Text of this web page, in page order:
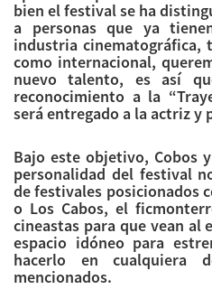
bien el festival se ha
a personas que ya
industria cinematográfica,
como internacional,
nuevo talento, es así
reconocimiento a la
será entregado a la actriz y
Bajo este objetivo, Cobos
personalidad del festival
de festivales posicionados
o Los Cabos, el
cineastas para que vean
espacio idóneo para
hacerlo en cualquiera
mencionados.